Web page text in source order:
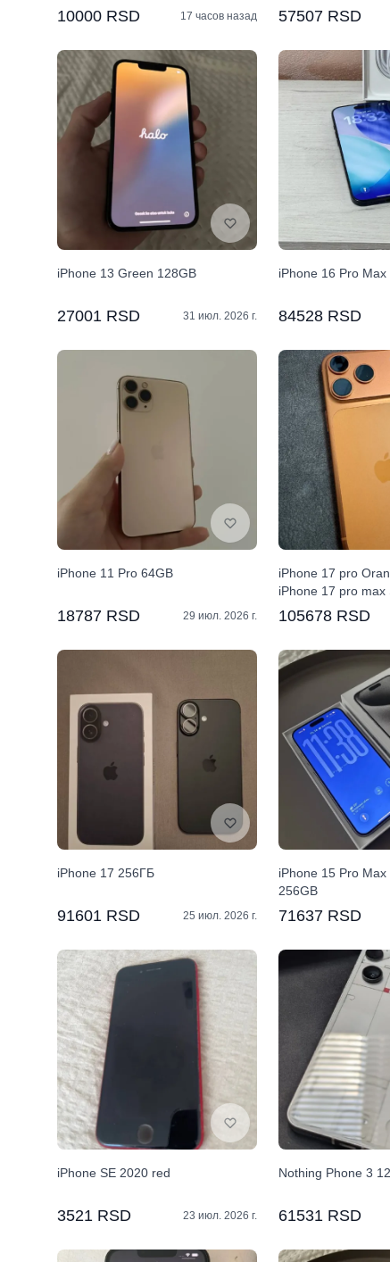
10000 RSD 17 часов назад 57507 RSD
iPhone 13 Green 128GB
27001 RSD 31 июл. 2026 г.
iPhone 16 Pro Max
84528 RSD
iPhone 11 Pro 64GB
18787 RSD 29 июл. 2026 г.
iPhone 17 pro
iPhone 17 pro max
105678 RSD
iPhone 17 256ГБ
91601 RSD 25 июл. 2026 г.
iPhone 15 Pro
256GB
71637 RSD
iPhone SE 2020 red
3521 RSD 23 июл. 2026 г.
Nothing Phone 3
61531 RSD